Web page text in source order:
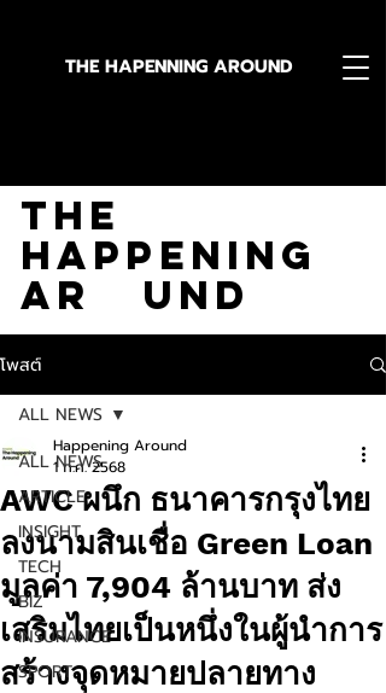
THE HAPENNING AROUND
The
Happening
Ar und
โพสต์
ALL NEWS
ARTICLE
INSIGHT
TECH
BIZ
INSURANCE
SPORT
ALL NEWS
AWC ผนึก ธนาคารกรุงไทย
ลงนามสินเชื่อ Green Loan
มูลค่า 7,904 ล้านบาท ส่ง
เสริมไทยเป็นหนึ่งในผู้นำการ
สร้างจุดหมายปลายทาง
Happening Around
1 ก.ค. 2568